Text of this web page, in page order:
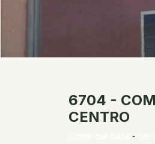
6704 -
CENTRO
-